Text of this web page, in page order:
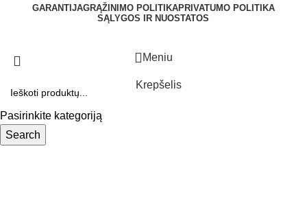
GARANTIJAGRĄŽINIMO POLITIKAPRIVATUMO POLITIKA
SĄLYGOS IR NUOSTATOS
Pasirinkite kategoriją
Search
Meniu
Krepšelis